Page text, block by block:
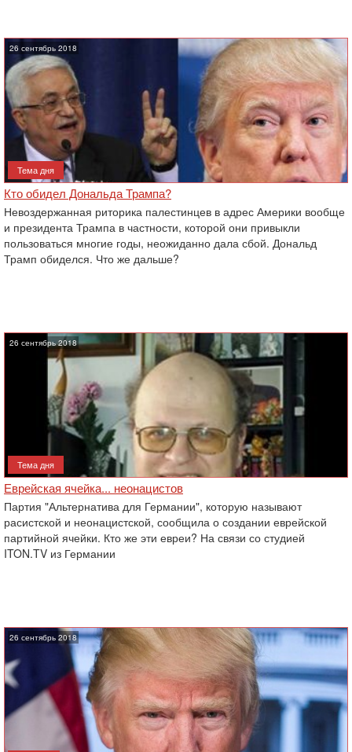
26 сентябрь 2018
Тема дня
Кто обидел Дональда Трампа?
Невоздержанная риторика палестинцев в адрес Америки вообще
и президента Трампа в частности, которой они привыкли
пользоваться многие годы, неожиданно дала сбой. Дональд
Трамп обиделся. Что же дальше?
26 сентябрь 2018
Тема дня
Еврейская ячейка... неонацистов‎
Партия "Альтернатива для Германии", которую называют
расистской и неонацистской, сообщила о ‎создании еврейской
партийной ячейки. Кто же эти евреи? На связи со студией
ITON.TV из Германии
26 сентябрь 2018